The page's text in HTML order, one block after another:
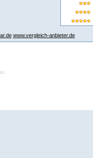
www.vergleich-anbieter.de